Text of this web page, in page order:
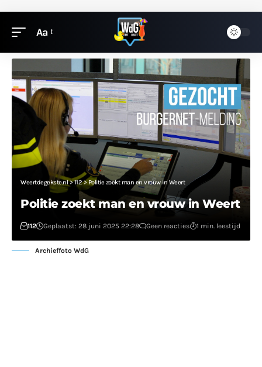
Aa
Weertdegekste.nl>112> Politie zoekt man en vrouw in Weert
Politie zoekt man en vrouw in Weert
112 Geplaatst: 28 juni 2025 22:28 Geen reacties 1 min. leestijd
Archieffoto WdG